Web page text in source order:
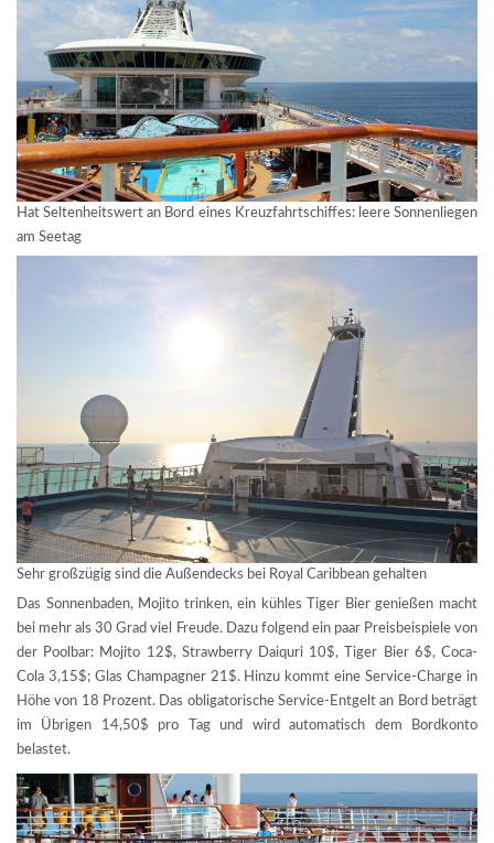
Hat Seltenheitswert an Bord eines Kreuzfahrtschiffes: leere Sonnenliegen
am Seetag
Sehr großzügig sind die Außendecks bei Royal Caribbean gehalten
Das Sonnenbaden, Mojito trinken, ein kühles Tiger Bier genießen macht
bei mehr als 30 Grad viel Freude. Dazu folgend ein paar Preisbeispiele von
der Poolbar: Mojito 12$, Strawberry Daiquri 10$, Tiger Bier 6$, Coca-
Cola 3,15$; Glas Champagner 21$. Hinzu kommt eine Service-Charge in
Höhe von 18 Prozent. Das obligatorische Service-Entgelt an Bord beträgt
im Übrigen 14,50$ pro Tag und wird automatisch dem Bordkonto
belastet.